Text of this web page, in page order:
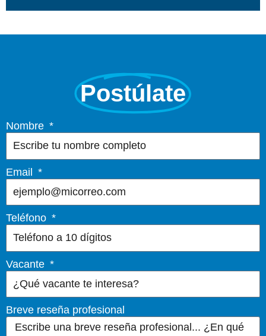
Postúlate
Nombre
Email
Teléfono
Vacante
Breve reseña profesional